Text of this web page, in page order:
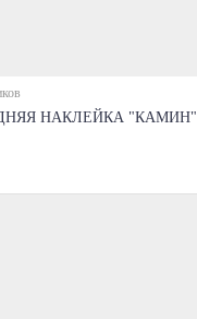
НАКЛЕЙКА "КАМИН"